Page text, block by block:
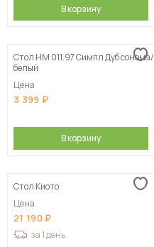
В корзину
Стол НМ 011.97 Симпл Дуб сонома/
белый
Цена
3 399
В корзину
Стол Киото
Цена
21 190
за 1 день